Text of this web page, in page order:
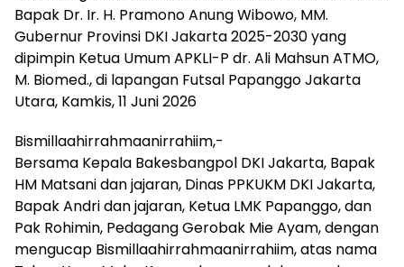
Bapak Dr. Ir. H. Pramono Anung Wibowo, MM.
Gubernur Provinsi DKI Jakarta 2025-2030 yang
dipimpin Ketua Umum APKLI-P dr. Ali Mahsun ATMO,
M. Biomed., di lapangan Futsal Papanggo Jakarta
Utara, Kamkis, 11 Juni 2026
Bismillaahirrahmaanirrahiim,-
Bersama Kepala Bakesbangpol DKI Jakarta, Bapak
HM Matsani dan jajaran, Dinas PPKUKM DKI Jakarta,
Bapak Andri dan jajaran, Ketua LMK Papanggo, dan
Pak Rohimin, Pedagang Gerobak Mie Ayam, dengan
mengucap Bismillaahirrahmaanirrahiim, atas nama